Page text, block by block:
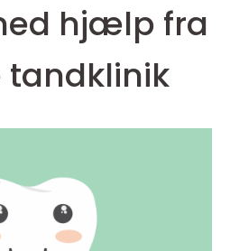
hjælp fra
tandklinik